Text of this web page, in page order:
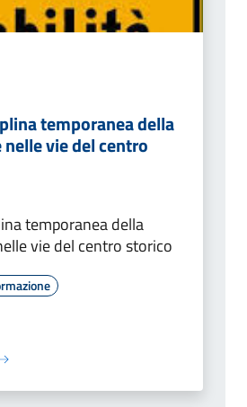
temporanea della
vie del centro
temporanea della
vie del centro storico